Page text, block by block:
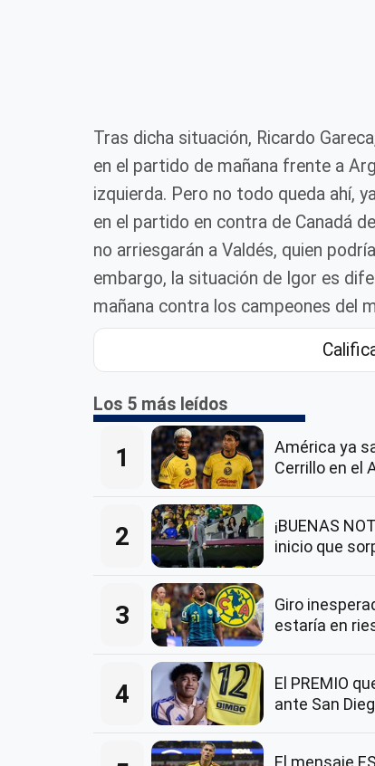
Tras dicha situación, Ricardo
en el partido de mañana frente a
izquierda. Pero no todo queda ahí,
en el partido en contra de Canadá
no arriesgarán a Valdés, quien
embargo, la situación de Igor es
mañana contra los campeones del
Los 5 más leídos
1
América ya
Cerrillo en el
2
¡BUENAS
inicio que
3
Giro
estaría en
4
El PREMIO
ante San